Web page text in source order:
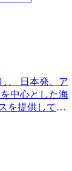
2026年8月10
会 → 面接(会社
なり、事前に
業部でのポジ
合わせて、以
・ベンチャ
案件では、大
が語る「105点
大手広告代理
が変わった？
品のパーソナ
luxury-product-c
jp-ja/case-stud
DX実現 (http
（通信） 経済産
庁DXの先進事
、 日本発、ア
中心とした海
を提供してい
題を解決し、
実現と社会的
して、現在は